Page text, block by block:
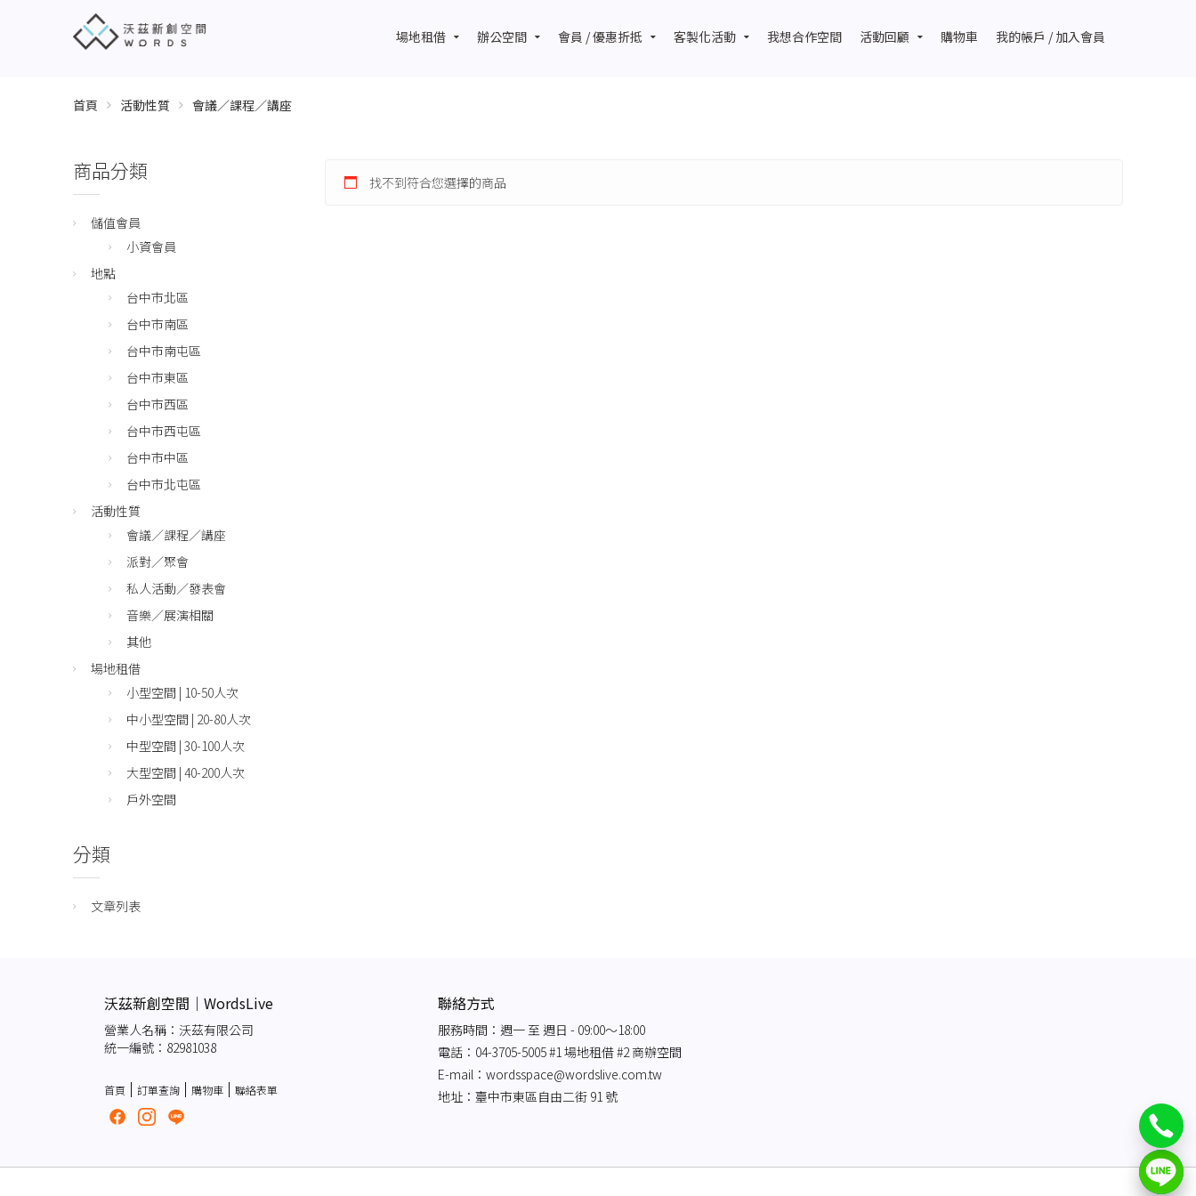
場地租借 辦公空間 會員 / 優惠折抵 客製化活動 我想合作空間 活動回顧 購物車 我的帳戶 / 加入會員
首頁 活動性質 會議／課程／講座
找不到符合您選擇的商品
商品分類
儲值會員
小資會員
地點
台中市北區
台中市南區
台中市南屯區
台中市東區
台中市西區
台中市西屯區
台中市中區
台中市北屯區
活動性質
會議／課程／講座
派對／聚會
私人活動／發表會
音樂／展演相關
其他
場地租借
小型空間 | 10-50人次
中小型空間 | 20-80人次
中型空間 | 30-100人次
大型空間 | 40-200人次
戶外空間
分類
文章列表
沃茲新創空間｜WordsLive
營業人名稱：沃茲有限公司
統一編號：82981038
首頁 訂單查詢 購物車 聯絡表單
聯絡方式
服務時間：週一 至 週日 - 09:00～18:00
電話：04-3705-5005 #1 場地租借 #2 商辦空間
E-mail： wordsspace@wordslive.com.tw
地址：臺中市東區自由二街 91 號